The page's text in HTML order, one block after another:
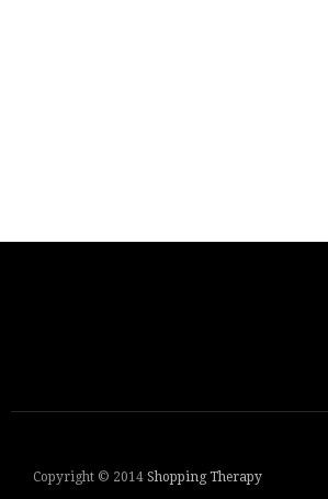
Copyright © 2014 Shopping Therapy